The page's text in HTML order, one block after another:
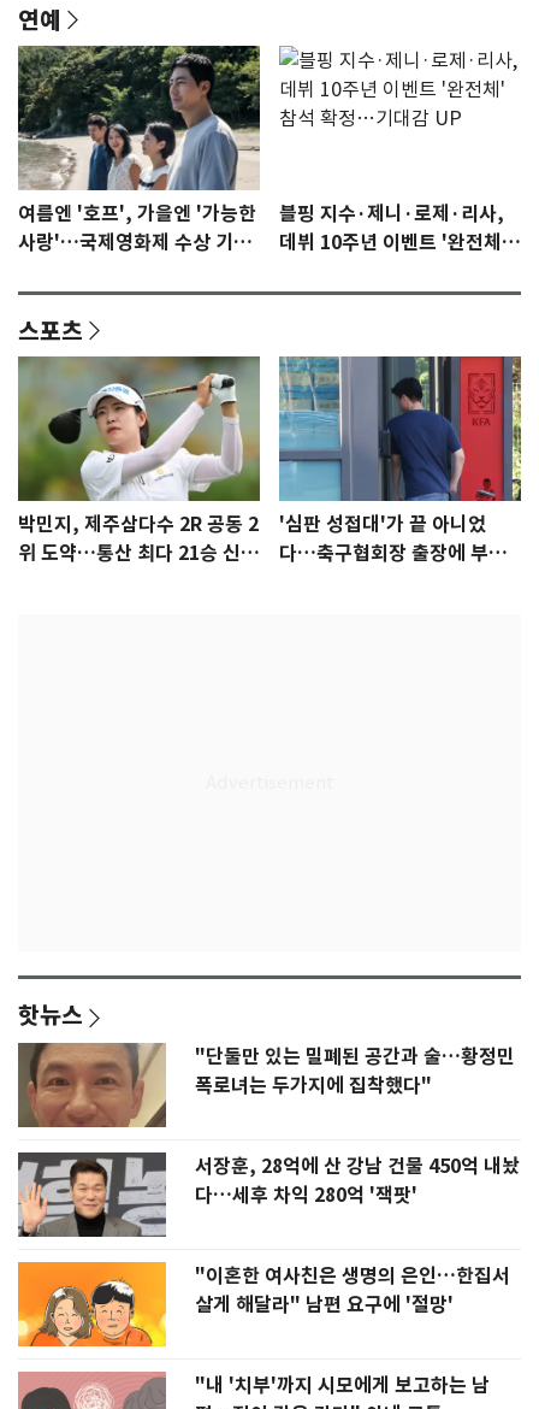
연예
여름엔 '호프', 가을엔 '가능한
사랑'…국제영화제 수상 기대
블핑 지수·제니·로제·리사,
데뷔 10주년 이벤트 '완전체'
스포츠
박민지, 제주삼다수 2R 공동 2
위 도약…통산 최다 21승 신기
'심판 성접대'가 끝 아니었
다…축구협회장 출장에 부인
핫뉴스
"단둘만 있는 밀폐된 공간과 술…황정민
폭로녀는 두가지에 집착했다"
서장훈, 28억에 산 강남 건물 450억 내놨
다…세후 차익 280억 '잭팟'
"이혼한 여사친은 생명의 은인…한집서
살게 해달라" 남편 요구에 '절망'
"내 '치부'까지 시모에게 보고하는 남